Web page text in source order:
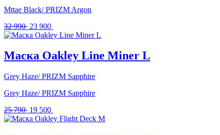
Mttae Black/ PRIZM Argon
32 990 Первоначальная
цена
32
990 .
23 900
цена:
900 .
Маска Oakley Line Miner L
Grey Haze/ PRIZM Sapphire
Grey Haze/ PRIZM Sapphire
25 790 Первоначальная
цена
19 500
цена: